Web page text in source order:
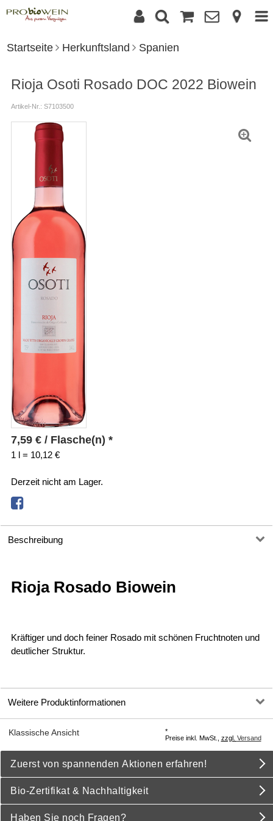
Startseite Herkunftsland Spanien
Rioja Osoti Rosado DOC 2022 Biowein
Artikel-Nr.: S7103500
7,59 €/ Flasche(n) *
1 l = 10,12 €
Derzeit nicht am Lager.
Beschreibung
Rioja Rosado Biowein
Kräftiger und doch feiner Rosado mit schönen Fruchtnoten und
deutlicher Struktur.
Weitere Produktinformationen
Klassische Ansicht
*
Preise inkl. MwSt., zzgl. Versand
Zuerst von spannenden Aktionen erfahren!
Bio-Zertifikat & Nachhaltigkeit
Haben Sie noch Fragen?